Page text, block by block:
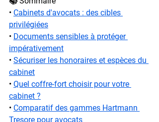
• Cabinets d'avocats : des cibles
privilégiées
• Documents sensibles à protéger
impérativement
• Sécuriser les honoraires et espèces du
cabinet
• Quel coffre-fort choisir pour votre
cabinet ?
• Comparatif des gammes Hartmann
Tresore pour avocats